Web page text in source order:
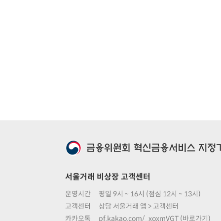
서울거래 비상장 고객센터
운영시간
평일 9시 ~ 16시 (점심 12시 ~ 13시)
고객센터
상담 서울거래 앱 > 고객센터
카카오톡
pf.kakao.com/_xoxmVGT (바로가기)